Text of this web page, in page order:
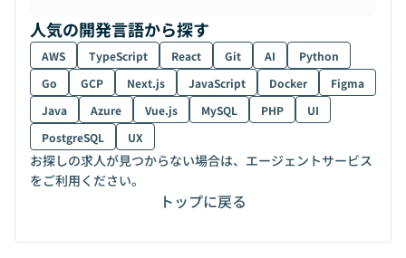
人気の開発言語から探す
AWS TypeScript React Git AI
Python
Go
GCP Next.js JavaScript Docker
Figma
Java
Azure Vue.js MySQL PHP
UI
PostgreSQL
UX
お探しの求人が見つからない場合は、エージェントサービス
をご利用ください。
トップに戻る